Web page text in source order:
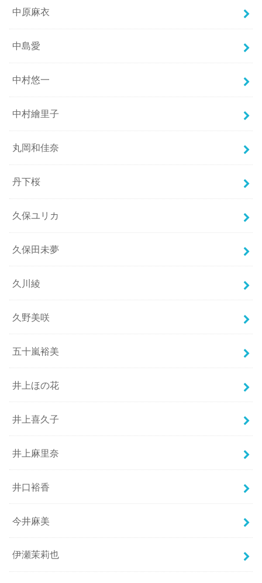
中原麻衣
中島愛
中村悠一
中村繪里子
丸岡和佳奈
丹下桜
久保ユリカ
久保田未夢
久川綾
久野美咲
五十嵐裕美
井上ほの花
井上喜久子
井上麻里奈
井口裕香
今井麻美
伊瀬茉莉也